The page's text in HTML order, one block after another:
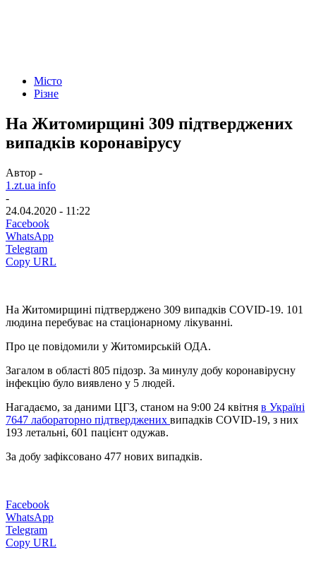
Місто
Різне
На Житомирщині 309 підтверджених
випадків коронавірусу
Автор -
1.zt.ua info
-
24.04.2020 - 11:22
Facebook
WhatsApp
Telegram
Copy URL
На Житомирщині підтверджено 309 випадків COVID-19. 101
людина перебуває на стаціонарному лікуванні.
Про це повідомили у Житомирській ОДА.
Загалом в області 805 підозр. За минулу добу коронавірусну
інфекцію було виявлено у 5 людей.
Нагадаємо, за даними ЦГЗ, станом на 9:00 24 квітня в Україні
7647 лабораторно підтверджених випадків COVID-19, з них
193 летальні, 601 пацієнт одужав.
За добу зафіксовано 477 нових випадків.
Facebook
WhatsApp
Telegram
Copy URL